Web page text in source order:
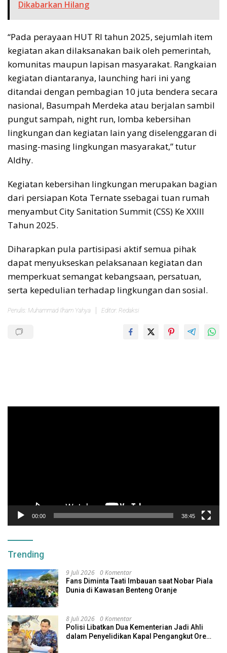
Dikabarkan Hilang
“Pada perayaan HUT RI tahun 2025, sejumlah item
kegiatan akan dilaksanakan baik oleh pemerintah,
komunitas maupun lapisan masyarakat. Rangkaian
kegiatan diantaranya, launching hari ini yang
ditandai dengan pembagian 10 juta bendera secara
nasional, Basumpah Merdeka atau berjalan sambil
pungut sampah, night run, lomba kebersihan
lingkungan dan kegiatan lain yang diselenggaran di
masing-masing lingkungan masyarakat,” tutur
Aldhy.
Kegiatan kebersihan lingkungan merupakan bagian
dari persiapan Kota Ternate ssebagai tuan rumah
menyambut City Sanitation Summit (CSS) Ke XXIII
Tahun 2025.
Diharapkan pula partisipasi aktif semua pihak
dapat menyukseskan pelaksanaan kegiatan dan
memperkuat semangat kebangsaan, persatuan,
serta kepedulian terhadap lingkungan dan sosial.
Penulis: Muhammad Ilham Yahya Editor: Redaksi
00:00 38:45
Trending
9 Juli 2026 0 Komentar
Fans Diminta Taati Imbauan saat Nobar Piala
Dunia di Kawasan Benteng Oranje
8 Juli 2026 0 Komentar
Polisi Libatkan Dua Kementerian Jadi Ahli
dalam Penyelidikan Kapal Pengangkut Ore